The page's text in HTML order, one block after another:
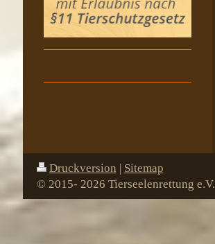
Druckversion | Sitemap
© 2015- 2026 Tierseelenrettung e.V.